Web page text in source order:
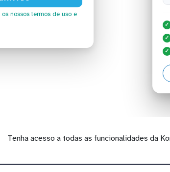
os nossos termos de uso e
✓
✓
✓
Tenha acesso a todas as funcionalidades da